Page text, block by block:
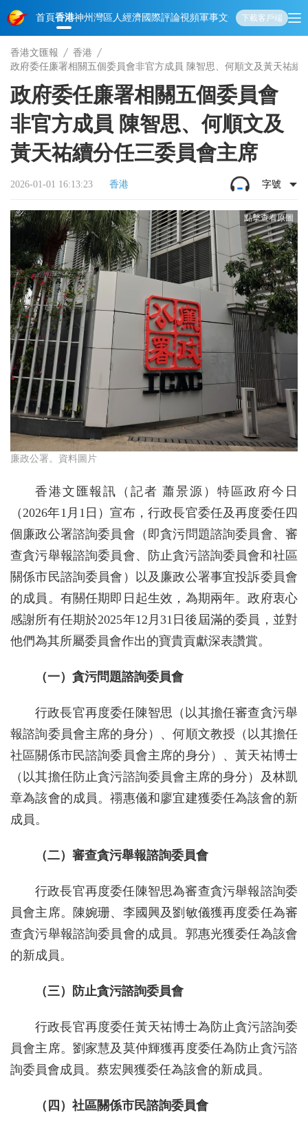
首頁香港神州 灣區人經濟國際評論視頻軍事文化 娛樂生活教育體
下載客戶端
香港文匯報
香港
政府委任廉署相關五個委員會非官方成員 陳智思、何順文及黃天祐續
政府委任廉署相關五個委員會
非官方成員 陳智思、何順文及
黃天祐續分任三委員會主席
2026-01-01 16:13:23 香港 字號
廉政公署。資料圖片
香港文匯報訊（記者 蕭景源）特區政府今日
（2026年1月1日）宣布，行政長官委任及再度委任四
個廉政公署諮詢委員會（即貪污問題諮詢委員會、審
查貪污舉報諮詢委員會、防‍‍止貪污諮詢委員會和社區
關係市民諮詢委員會）以及廉政公署事宜投訴委員會
的成員。有關任期即日起生效，為期兩年。政府衷心
感謝所有任期於2025年12月31日後屆滿的委員，並對
他們為其所屬委員會作出的寶貴貢獻深表讚賞。
（一）貪污問題諮詢委員會
行政長官再度委任陳智思（以其擔任審查貪污舉
報諮詢委員會主席的身分）、何順文教授（以其擔任
社區關係市民諮詢委員會主席的身分）、黃天祐博士
（以其擔任防止貪污諮詢委員會主席的身分）及林凱
章為該會的成員。禤惠儀和廖宜建獲委任為該會的新
成員。
（二）審查貪污舉報諮詢委員會
行政長官再度委任陳智思為​審查貪污舉報諮詢委
員會主席。陳婉珊、李國興及劉敏儀獲再度委任為審
查貪污舉報諮詢委員會的成員。郭惠光獲委任為該會
的新成員。
（三）防止貪污諮詢委員會
行政長官再度委任黃天祐博士為防止貪污諮詢委
員會主席。劉家慧及莫仲輝獲再度委任為防止貪污諮
詢委員會成員。蔡宏興獲委任為該會的新成員。
（四）社區關係市民諮詢委員會